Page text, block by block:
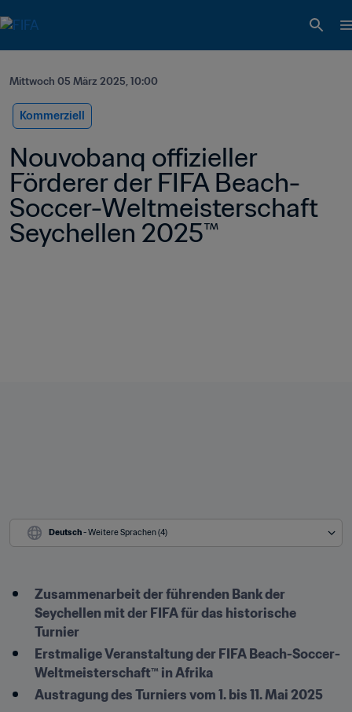
Mittwoch 05 März 2025, 10:00
Kommerziell
Nouvobanq offizieller
Förderer der FIFA Beach-
Soccer-Weltmeisterschaft
Seychellen 2025™
Deutsch - Weitere Sprachen (4)
Zusammenarbeit der führenden Bank der
Seychellen mit der FIFA für das historische
Turnier
Erstmalige Veranstaltung der FIFA Beach-Soccer-
Weltmeisterschaft™ in Afrika
Austragung des Turniers vom 1. bis 11. Mai 2025